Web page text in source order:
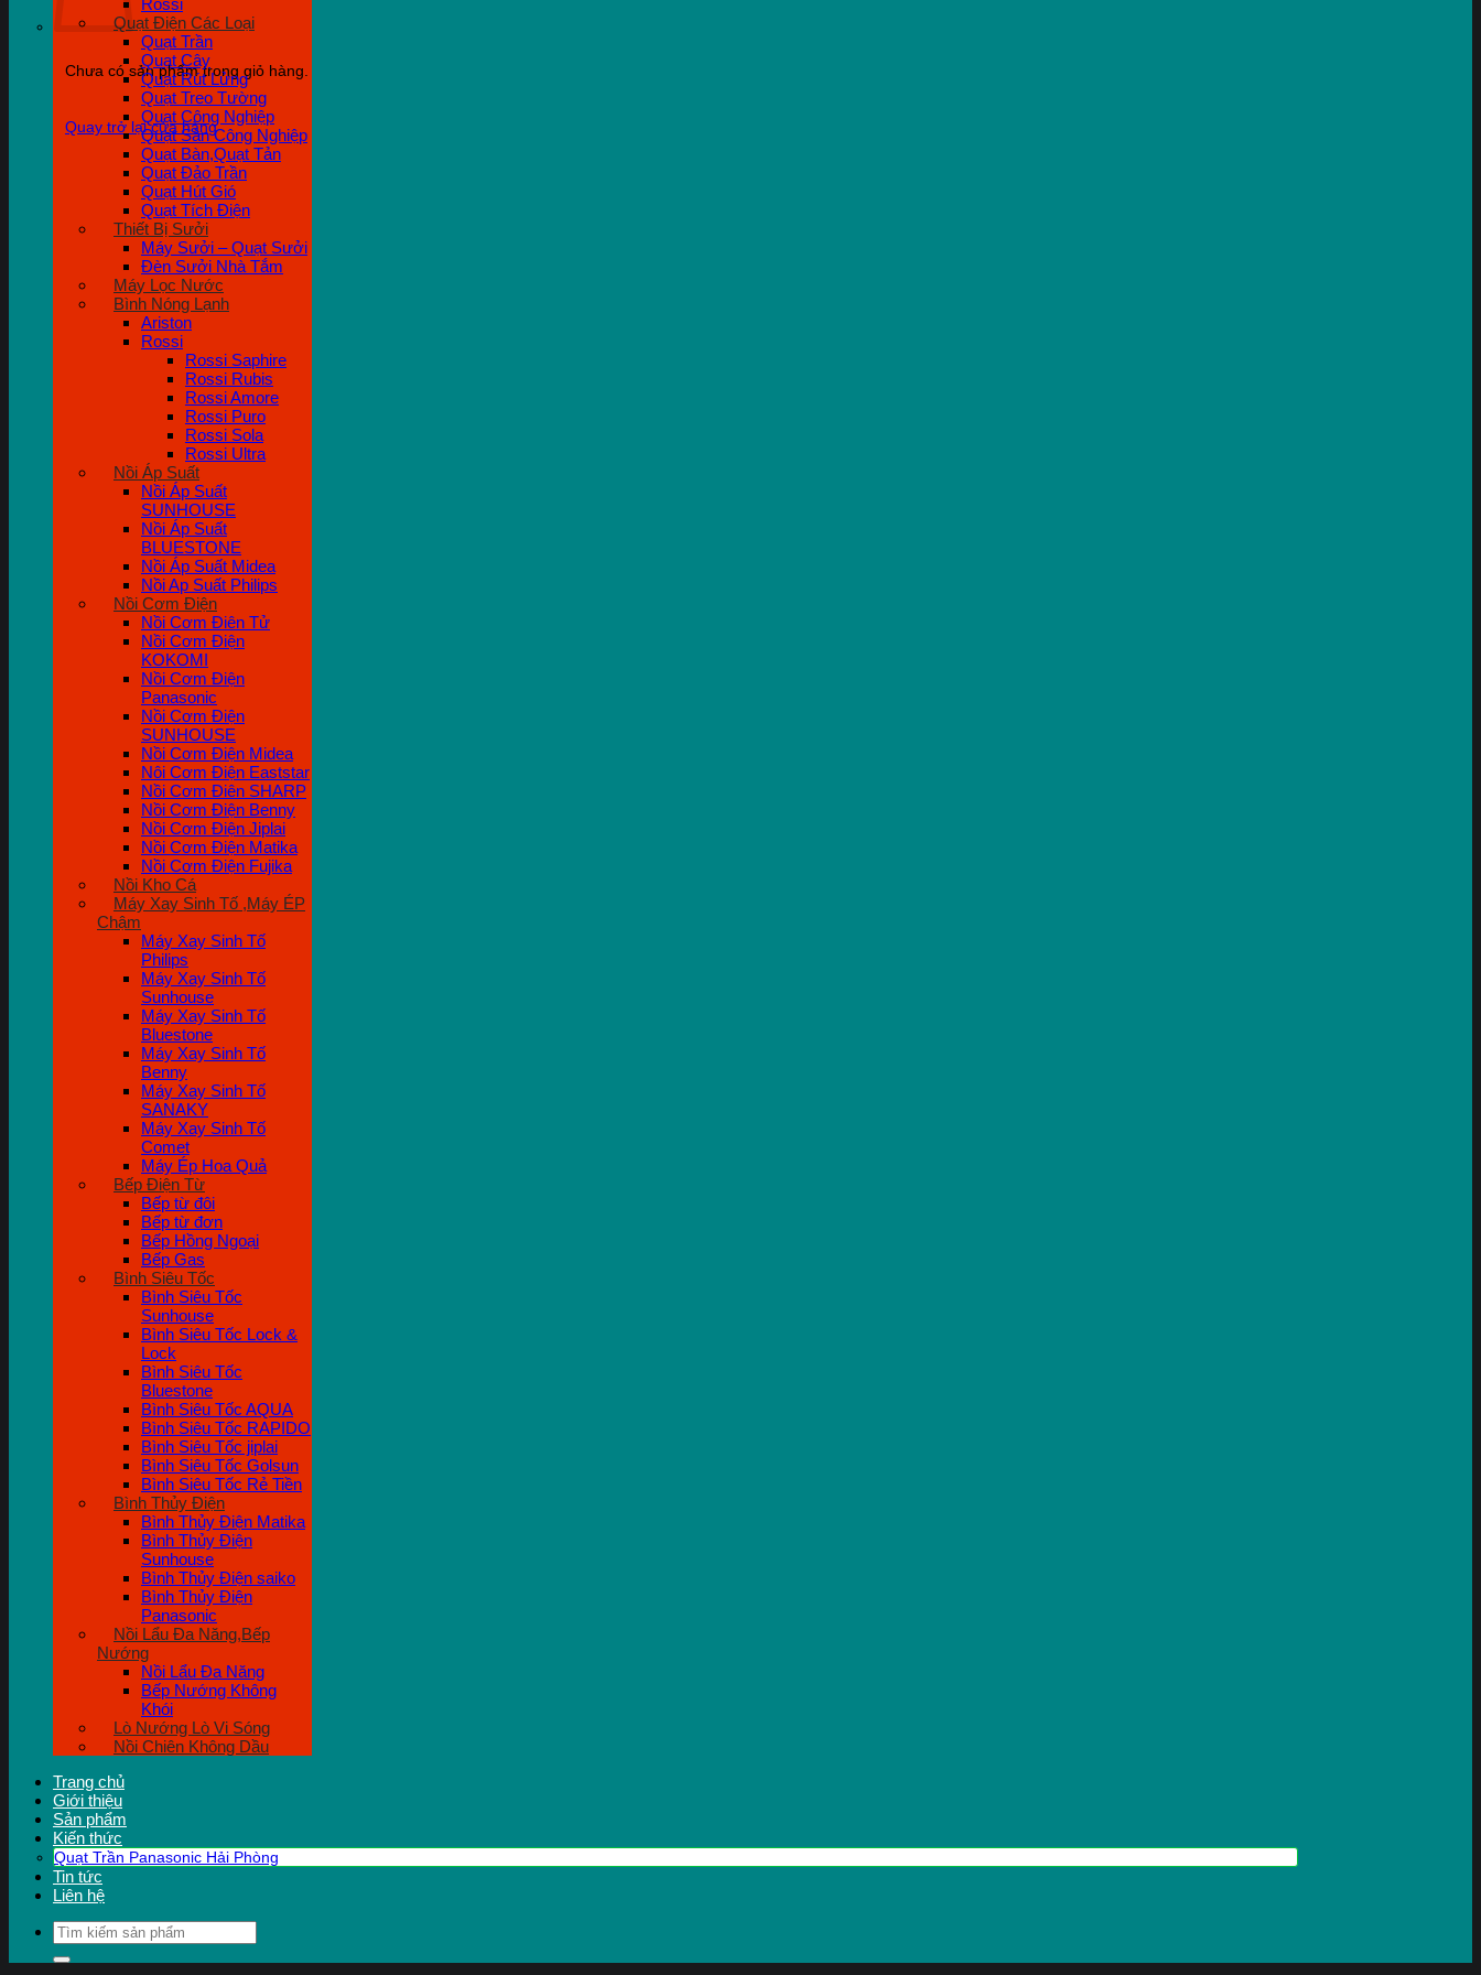
Chưa có sản phẩm trong giỏ hàng.
Quay trở lại cửa hàng
Rossi
Quạt Điện Các Loại
Quạt Trần
Quạt Cây
Quạt Rút Lửng
Quạt Treo Tường
Quạt Công Nghiệp
Quạt Sàn Công Nghiệp
Quạt Bàn,Quạt Tản
Quạt Đảo Trần
Quạt Hút Gió
Quạt Tích Điện
Thiết Bị Sưởi
Máy Sưởi – Quạt Sưởi
Đèn Sưởi Nhà Tắm
Máy Lọc Nước
Bình Nóng Lạnh
Ariston
Rossi
Rossi Saphire
Rossi Rubis
Rossi Amore
Rossi Puro
Rossi Sola
Rossi Ultra
Nồi Áp Suất
Nồi Áp Suất
SUNHOUSE
Nồi Áp Suất
BLUESTONE
Nồi Áp Suất Midea
Nồi Ap Suất Philips
Nồi Cơm Điện
Nồi Cơm Điên Tử
Nồi Cơm Điện
KOKOMI
Nồi Cơm Điện
Panasonic
Nồi Cơm Điện
SUNHOUSE
Nồi Cơm Điện Midea
Nôi Cơm Điện Eaststar
Nồi Cơm Điên SHARP
Nồi Cơm Điện Benny
Nồi Cơm Điện Jiplai
Nồi Cơm Điện Matika
Nồi Cơm Điện Fujika
Nồi Kho Cá
Máy Xay Sinh Tố ,Máy ÉP
Chậm
Máy Xay Sinh Tố
Philips
Máy Xay Sinh Tố
Sunhouse
Máy Xay Sinh Tố
Bluestone
Máy Xay Sinh Tố
Benny
Máy Xay Sinh Tố
SANAKY
Máy Xay Sinh Tố
Comet
Máy Ép Hoa Quả
Bếp Điện Từ
Bếp từ đôi
Bếp từ đơn
Bếp Hồng Ngoại
Bếp Gas
Bình Siêu Tốc
Bình Siêu Tốc
Sunhouse
Bình Siêu Tốc Lock &
Lock
Bình Siêu Tốc
Bluestone
Bình Siêu Tốc AQUA
Bình Siêu Tốc RAPIDO
Bình Siêu Tốc jiplai
Bình Siêu Tốc Golsun
Bình Siêu Tốc Rẻ Tiền
Bình Thủy Điện
Bình Thủy Điện Matika
Bình Thủy Điện
Sunhouse
Bình Thủy Điện saiko
Bình Thủy Điện
Panasonic
Nồi Lẩu Đa Năng,Bếp
Nướng
Nồi Lẩu Đa Năng
Bếp Nướng Không
Khói
Lò Nướng Lò Vi Sóng
Nồi Chiên Không Dầu
Trang chủ
Giới thiệu
Sản phẩm
Kiến thức
Quạt Trần Panasonic Hải Phòng
Tin tức
Liên hệ
Tìm
kiếm: